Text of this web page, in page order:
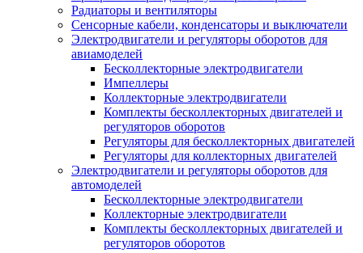
Радиаторы и вентиляторы
Сенсорные кабели, конденсаторы и выключатели
Электродвигатели и регуляторы оборотов для
авиамоделей
Бесколлекторные электродвигатели
Импеллеры
Коллекторные электродвигатели
Комплекты бесколлекторных двигателей и
регуляторов оборотов
Регуляторы для бесколлекторных двигателей
Регуляторы для коллекторных двигателей
Электродвигатели и регуляторы оборотов для
автомоделей
Бесколлекторные электродвигатели
Коллекторные электродвигатели
Комплекты бесколлекторных двигателей и
регуляторов оборотов